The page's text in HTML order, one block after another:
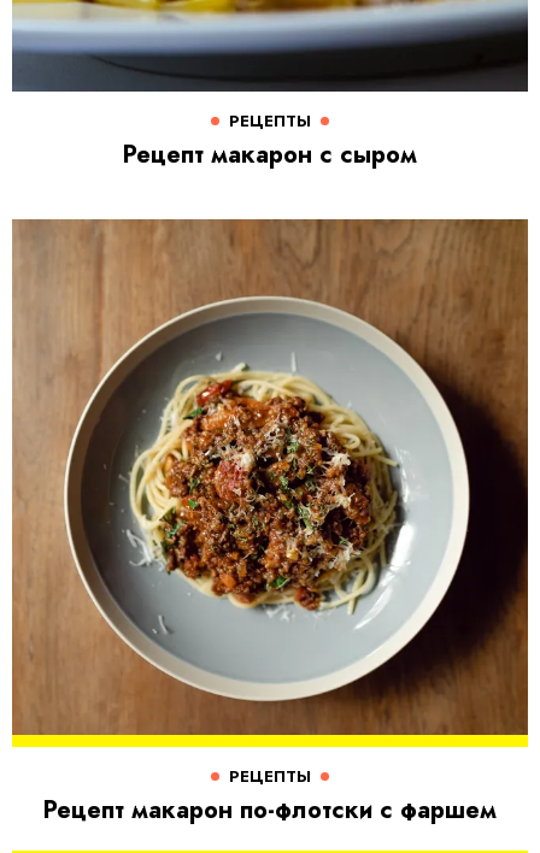
РЕЦЕПТЫ
Рецепт макарон с сыром
РЕЦЕПТЫ
Рецепт макарон по-флотски с фаршем